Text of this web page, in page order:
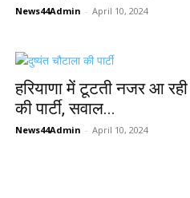
News44Admin - April 10, 2024
हरियाणा में टूटती नजर आ रही
की पार्टी, सवाल...
News44Admin - April 10, 2024